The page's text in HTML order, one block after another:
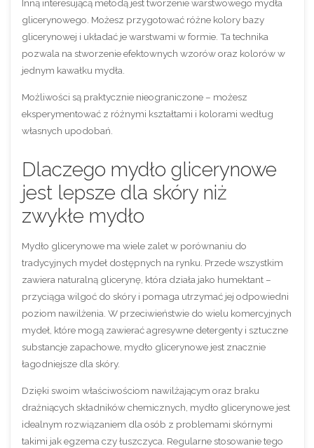
Inną interesującą metodą jest tworzenie warstwowego mydła
glicerynowego. Możesz przygotować różne kolory bazy
glicerynowej i układać je warstwami w formie. Ta technika
pozwala na stworzenie efektownych wzorów oraz kolorów w
jednym kawałku mydła.
Możliwości są praktycznie nieograniczone – możesz
eksperymentować z różnymi kształtami i kolorami według
własnych upodobań.
Dlaczego mydło glicerynowe
jest lepsze dla skóry niż
zwykłe mydło
Mydło glicerynowe ma wiele zalet w porównaniu do
tradycyjnych mydeł dostępnych na rynku. Przede wszystkim
zawiera naturalną glicerynę, która działa jako humektant –
przyciąga wilgoć do skóry i pomaga utrzymać jej odpowiedni
poziom nawilżenia. W przeciwieństwie do wielu komercyjnych
mydeł, które mogą zawierać agresywne detergenty i sztuczne
substancje zapachowe, mydło glicerynowe jest znacznie
łagodniejsze dla skóry.
Dzięki swoim właściwościom nawilżającym oraz braku
drażniących składników chemicznych, mydło glicerynowe jest
idealnym rozwiązaniem dla osób z problemami skórnymi
takimi jak egzema czy łuszczyca. Regularne stosowanie tego